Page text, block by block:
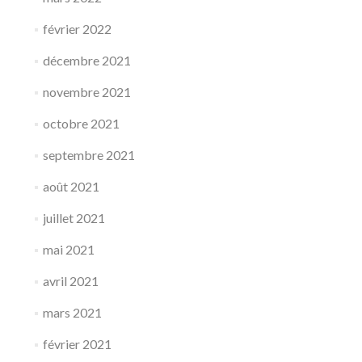
février 2022
décembre 2021
novembre 2021
octobre 2021
septembre 2021
août 2021
juillet 2021
mai 2021
avril 2021
mars 2021
février 2021